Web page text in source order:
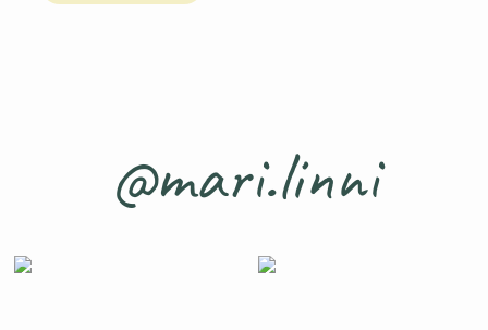
@mari.linni